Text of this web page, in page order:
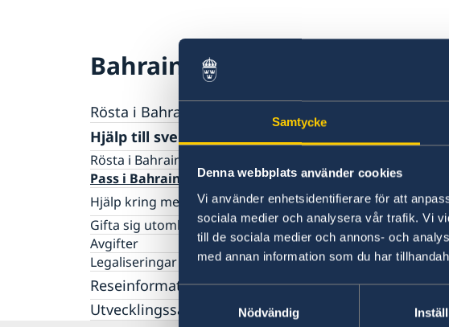
Samtycke
Denna webbplats använder cookies
Vi använder enhetsidentifierare för att
sociala medier och analysera vår trafik. Vi
till de sociala medier och annons- och
med annan information som du har
Samtyckesval
Nödvändig
Bahrain
Rösta i Bahrain
Hjälp till svenskar i Bahrain
Rösta i Bahrain
Pass i Bahrain
Hjälp kring medborgarskap
Om svenskt medborgarskap
Gifta sig utomlands
Avgifter
Legaliseringar
Reseinformation
Ambassadens reseinformation
Utvecklingssamarbete
i Abu